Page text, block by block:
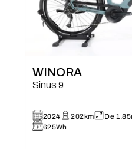
WINORA
Sinus 9
2024 202km De
625Wh